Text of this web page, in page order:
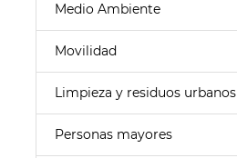
Medio Ambiente
Movilidad
Limpieza y residuos urbanos
Personas mayores